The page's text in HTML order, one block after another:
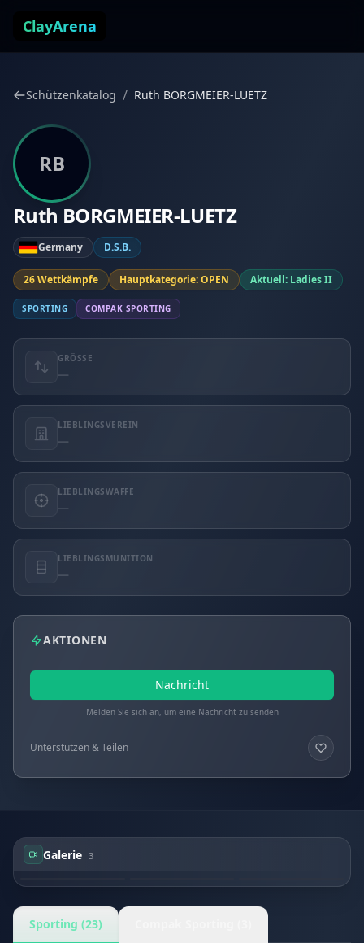
ClayArena
Schützenkatalog / Ruth BORGMEIER-LUETZ
RB
Ruth BORGMEIER-LUETZ
Germany D.S.B.
26 Wettkämpfe Hauptkategorie: OPEN Aktuell: Ladies II
SPORTING COMPAK SPORTING
GRÖSSE
—
LIEBLINGSVEREIN
—
LIEBLINGSWAFFE
—
LIEBLINGSMUNITION
—
AKTIONEN
Nachricht
Melden Sie sich an, um eine Nachricht zu senden
Unterstützen & Teilen
Galerie 3
Ruth BORGMEIER-
Ruth BORGMEIER-
Ruth BORGMEIER-
Sporting (23)